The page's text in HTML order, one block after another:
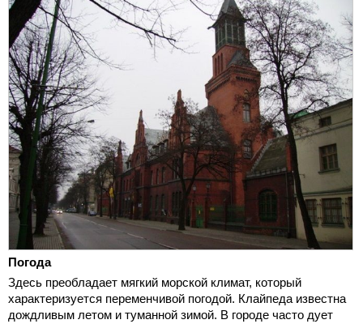
Погода
Здесь преобладает мягкий морской климат, который
характеризуется переменчивой погодой. Клайпеда известна
дождливым летом и туманной зимой. В городе часто дует